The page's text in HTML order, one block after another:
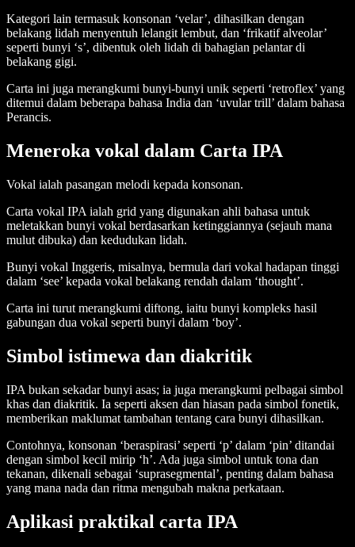
Kategori lain termasuk konsonan ‘velar’, dihasilkan dengan
belakang lidah menyentuh lelangit lembut, dan ‘frikatif alveolar’
seperti bunyi ‘s’, dibentuk oleh lidah di bahagian pelantar di
belakang gigi.
Carta ini juga merangkumi bunyi-bunyi unik seperti ‘retroflex’ yang
ditemui dalam beberapa bahasa India dan ‘uvular trill’ dalam bahasa
Perancis.
Meneroka vokal dalam Carta IPA
Vokal ialah pasangan melodi kepada konsonan.
Carta vokal IPA ialah grid yang digunakan ahli bahasa untuk
meletakkan bunyi vokal berdasarkan ketinggiannya (sejauh mana
mulut dibuka) dan kedudukan lidah.
Bunyi vokal Inggeris, misalnya, bermula dari vokal hadapan tinggi
dalam ‘see’ kepada vokal belakang rendah dalam ‘thought’.
Carta ini turut merangkumi diftong, iaitu bunyi kompleks hasil
gabungan dua vokal seperti bunyi dalam ‘boy’.
Simbol istimewa dan diakritik
IPA bukan sekadar bunyi asas; ia juga merangkumi pelbagai simbol
khas dan diakritik. Ia seperti aksen dan hiasan pada simbol fonetik,
memberikan maklumat tambahan tentang cara bunyi dihasilkan.
Contohnya, konsonan ‘beraspirasi’ seperti ‘p’ dalam ‘pin’ ditandai
dengan simbol kecil mirip ‘h’. Ada juga simbol untuk tona dan
tekanan, dikenali sebagai ‘suprasegmental’, penting dalam bahasa
yang mana nada dan ritma mengubah makna perkataan.
Aplikasi praktikal carta IPA